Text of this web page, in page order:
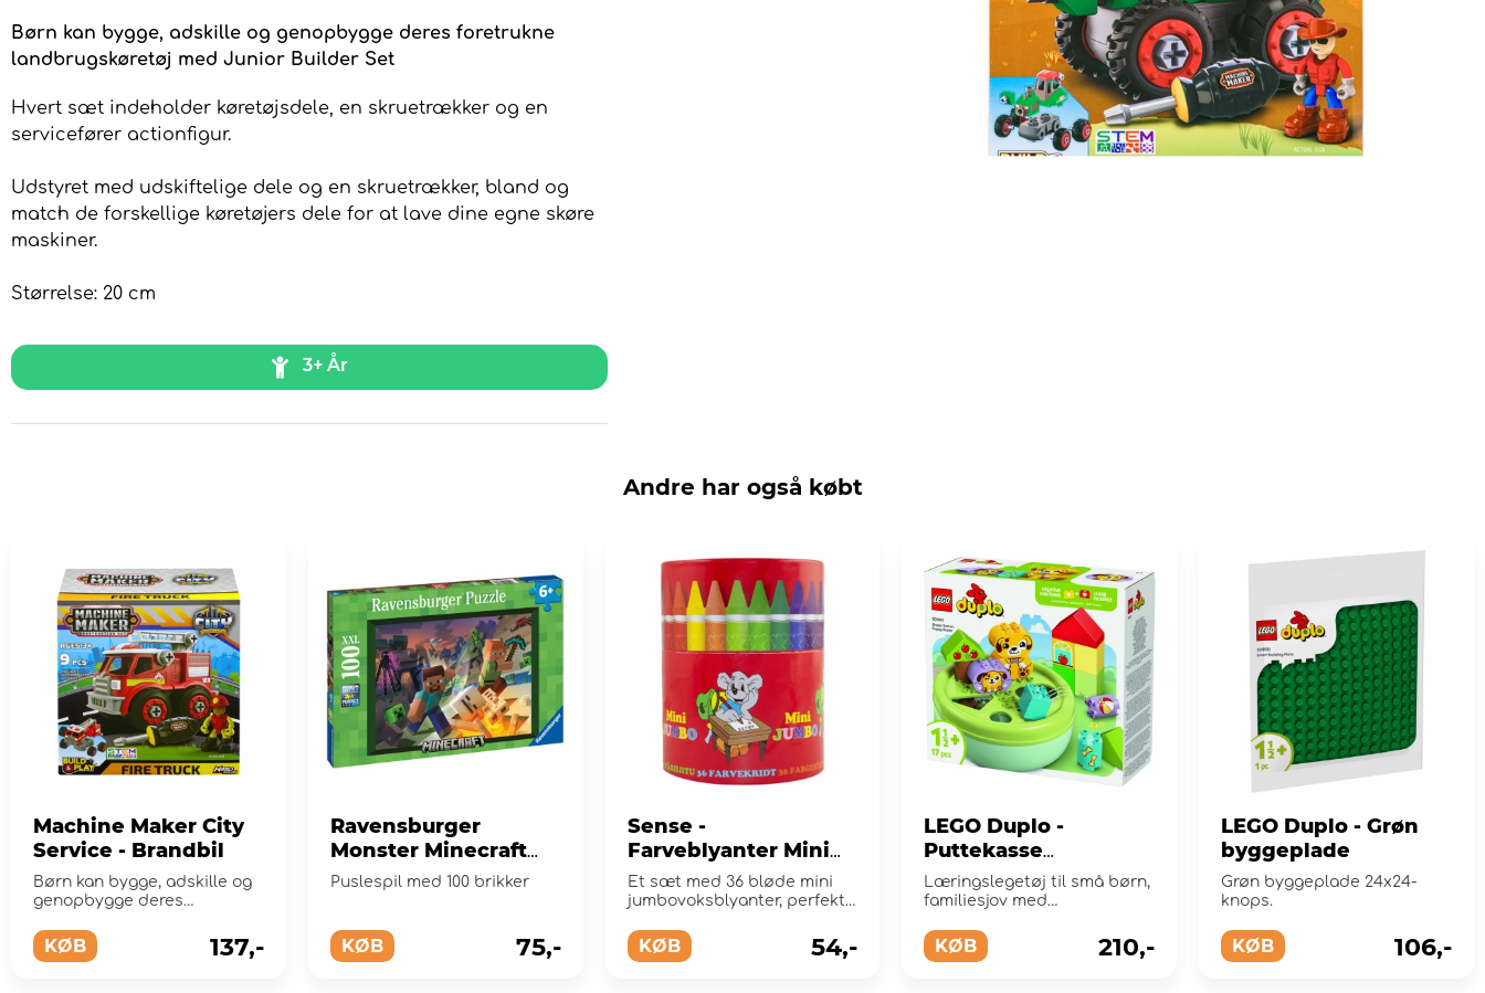
Børn kan bygge, adskille og genopbygge deres foretrukne
landbrugskøretøj med Junior Builder Set
Hvert sæt indeholder køretøjsdele, en skruetrækker og en
servicefører actionfigur.
Udstyret med udskiftelige dele og en skruetrækker, bland og
match de forskellige køretøjers dele for at lave dine egne skøre
maskiner.
Størrelse: 20 cm
3+ År
Andre har også købt
Machine Maker City
Service - Brandbil
Børn kan bygge, adskille og
genopbygge deres
m...KØB 137,-
Ravensburger
Monster Minecraft
XXL 100 brikker
Puslespil med 100 brikker
KØB 75,-
Sense -
Farveblyanter Mini
Jumbo Jar 36-Pak
Et sæt med 36 bløde mini
jumbovoksblyanter, perfekt
KØB 54,-
LEGO Duplo -
Puttekasse
Hundehus
Læringslegetøj til små børn,
familiesjov med
KØB 210,-
LEGO Duplo - Grøn
byggeplade
Grøn byggeplade 24x24-
knops.
KØB 106,-